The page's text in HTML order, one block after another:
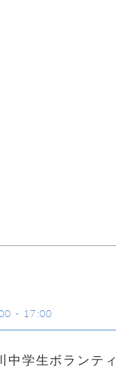
- 17:00
中学生ボランテ